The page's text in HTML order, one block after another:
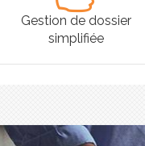
Gestion de dossier
simplifiée